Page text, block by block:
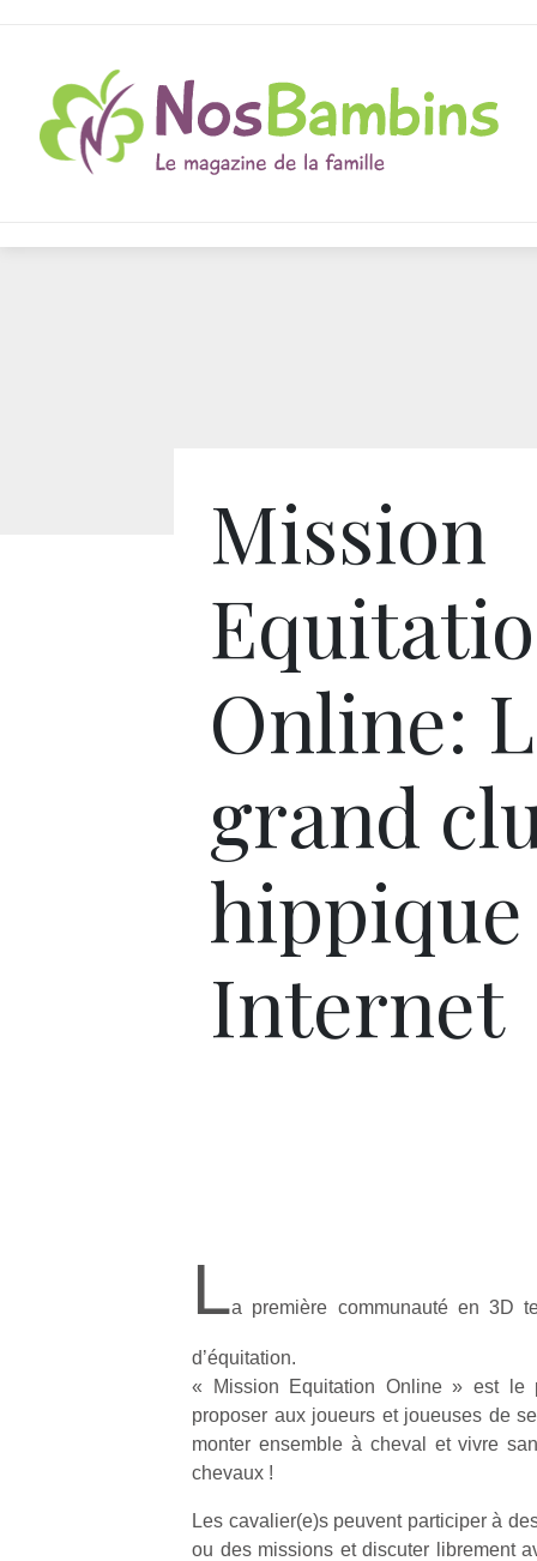
Mission
Online:
grand
Internet
La première communauté en 3D
d’équitation.
« Mission Equitation Online » est le
proposer aux joueurs et joueuses de
monter ensemble à cheval et vivre
chevaux !
Les cavalier(e)s peuvent participer à
ou des missions et discuter librement